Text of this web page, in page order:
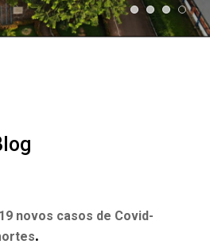
novos casos de Covid-
.